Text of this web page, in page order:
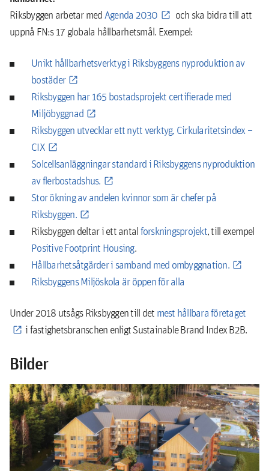
Riksbyggen arbetar medAgenda 2030
och ska bidra till att
uppnå FN:s 17 globala hållbarhetsmål. Exempel:
Unikt hållbarhetsverktyg i Riksbyggens nyproduktion av
bostäder
Riksbyggen har 165 bostadsprojekt certifierade med
Miljöbyggnad
Riksbyggen utvecklar ett nytt verktyg, Cirkularitetsindex –
CIX
Solcellsanläggningar standard i Riksbyggens nyproduktion
av flerbostadshus.
Stor ökning av andelen kvinnor som är chefer på
Riksbyggen.
Riksbyggen deltar i ett antalforskningsprojekt, till exempel
Positive Footprint Housing.
Hållbarhetsåtgärder i samband med ombyggnation.
Riksbyggens Miljöskola är öppen för alla
Under 2018 utsågs Riksbyggen till det mest hållbara företaget
i fastighetsbranschen enligt Sustainable Brand Index B2B.
Bilder